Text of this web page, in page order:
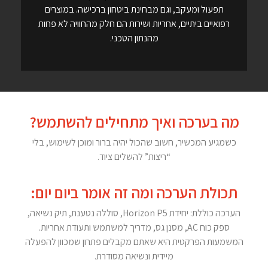
תפעול ומעקב, וגם מבחינת ביטחון ברכישה. במוצרים
רפואיים ביתיים, אחריות ושירות הם חלק מהחוויה לא פחות
מהנתון הטכני.
מה בערכה ואיך מתחילים להשתמש?
כשמגיע המכשיר, חשוב שהכול יהיה ברור ומוכן לשימוש, בלי
“ריצות” להשלים ציוד.
תכולת הערכה ומה זה אומר ביום יום:
הערכה כוללת: יחידת Horizon P5, סוללה נטענת, תיק נשיאה,
ספק כוח AC, מסנן גס, מדריך למשתמש ותעודת אחריות.
המשמעות הפרקטית היא שאתם מקבלים פתרון שמכוון להפעלה
מיידית ונשיאה מסודרת.